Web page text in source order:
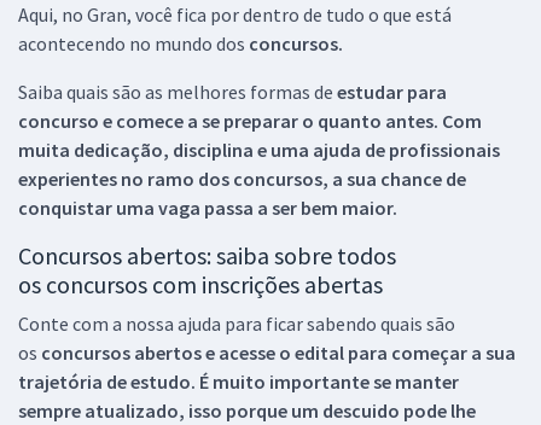
Aqui, no Gran, você fica por dentro de tudo o que está
acontecendo no mundo dos concursos.
Saiba quais são as melhores formas de estudar para
concurso e comece a se preparar o quanto antes. Com
muita dedicação, disciplina e uma ajuda de profissionais
experientes no ramo dos concursos, a sua chance de
conquistar uma vaga passa a ser bem maior.
Concursos abertos: saiba sobre todos
os concursos com inscrições abertas
Conte com a nossa ajuda para ficar sabendo quais são
os concursos abertos e acesse o edital para começar a sua
trajetória de estudo. É muito importante se manter
sempre atualizado, isso porque um descuido pode lhe